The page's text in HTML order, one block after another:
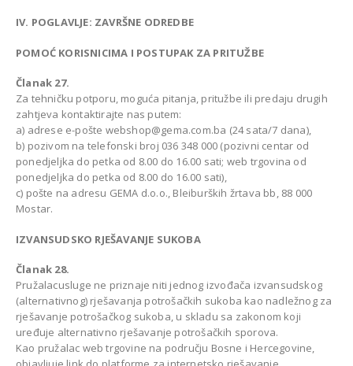
IV. POGLAVLJE: ZAVRŠNE ODREDBE
POMOĆ KORISNICIMA I POSTUPAK ZA PRITUŽBE
Članak 27.
Za tehničku potporu, moguća pitanja, pritužbe ili predaju drugih
zahtjeva kontaktirajte nas putem:
a) adrese e-pošte webshop@gema.com.ba (24 sata/7 dana),
b) pozivom na telefonski broj 036 348 000 (pozivni centar od
ponedjeljka do petka od 8.00 do 16.00 sati; web trgovina od
ponedjeljka do petka od 8.00 do 16.00 sati),
c) pošte na adresu GEMA d.o.o., Bleiburških žrtava bb, 88 000
Mostar.
IZVANSUDSKO RJEŠAVANJE SUKOBA
Članak 28.
Pružalacusluge ne priznaje niti jednog izvođača izvansudskog
(alternativnog) rješavanja potrošačkih sukoba kao nadležnog za
rješavanje potrošačkog sukoba, u skladu sa zakonom koji
uređuje alternativno rješavanje potrošačkih sporova.
Kao pružalac web trgovine na području Bosne i Hercegovine,